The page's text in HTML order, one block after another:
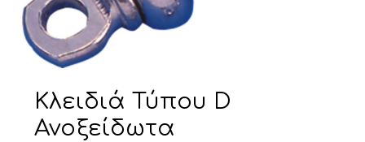
Κλειδιά Τύπου D
Ανοξείδωτα